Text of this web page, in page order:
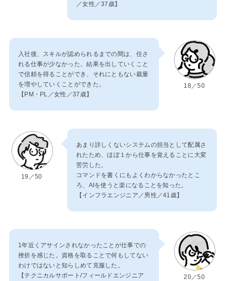
／女性／37歳】
入社後、スキルが認められるまでの間は、任さ
れる仕事が少なかった。結果を出していくこと
で信頼を得ることができ、それにともない裁量
を増やしていくことができた。
【PM・PL／女性／37歳】
18／50
19／50
あまり詳しくないシステムの担当として配属さ
れたため、ほぼ１から仕事を覚えることに大変
苦労した。
コマンドを書くにもよくわからなかったとこ
ろ、AIを使うと楽になることを知った。
【インフラエンジニア／男性／41歳】
1年近くアサインされなかったことが仕事での
挫折を感じた。資格を取ることで何もしてない
わけではないと知らしめて克服した。
【テクニカルサポート/フィールドエンジニア
20／50